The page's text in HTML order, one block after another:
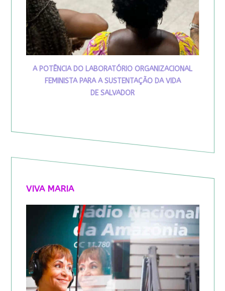
A POTÊNCIA DO LABORATÓRIO ORGANIZACIONAL
FEMINISTA PARA A SUSTENTAÇÃO DA VIDA
DE SALVADOR
VIVA MARIA